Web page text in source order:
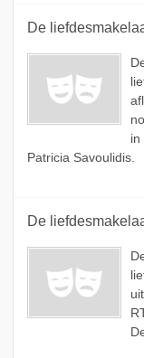
De
in
Patricia Savoulidis.
De